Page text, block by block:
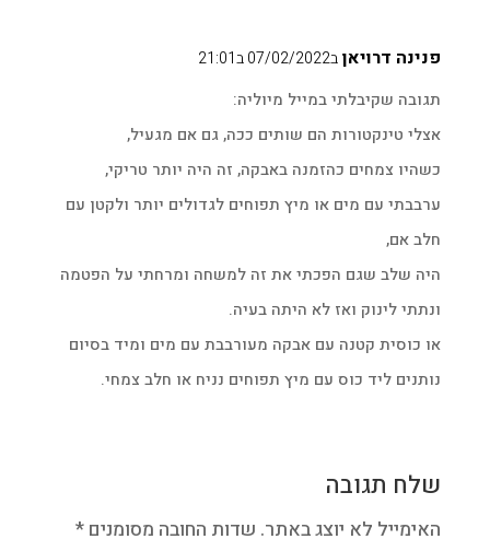
פנינה דרויאן ב07/02/2022 ב21:01
תגובה שקיבלתי במייל מיוליה:
אצלי טינקטורות הם שותים ככה, גם אם מגעיל,
כשהיו צמחים כהזמנה באבקה, זה היה יותר טריקי,
ערבבתי עם מים או מיץ תפוחים לגדולים יותר ולקטן עם
חלב אם,
היה שלב שגם הפכתי את זה למשחה ומרחתי על הפטמה
ונתתי לינוק ואז לא היתה בעיה.
או כוסית קטנה עם אבקה מעורבבת עם מים ומיד בסיום
נותנים ליד כוס עם מיץ תפוחים נניח או חלב צמחי.
שלח תגובה
האימייל לא יוצג באתר. שדות החובה מסומנים *